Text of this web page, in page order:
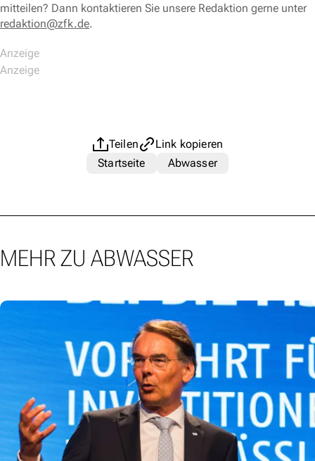
mitteilen? Dann kontaktieren Sie unsere Redaktion gerne unter
redaktion@zfk.de.
Teilen
Link kopieren
Startseite
Abwasser
MEHR ZU ABWASSER